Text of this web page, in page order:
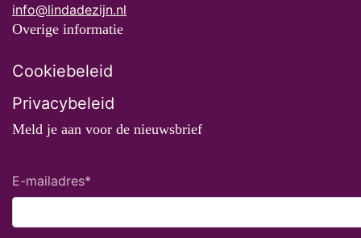
info@lindadezijn.nl
Overige informatie
Cookiebeleid
Privacybeleid
Meld je aan voor de nieuwsbrief
E-mailadres*